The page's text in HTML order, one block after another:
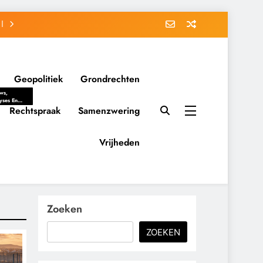
Geopolitiek Grondrechten
En
Politieke
Belangen
Rechtspraak Samenzwering
Vrijheden
Zoeken
ZOEKEN